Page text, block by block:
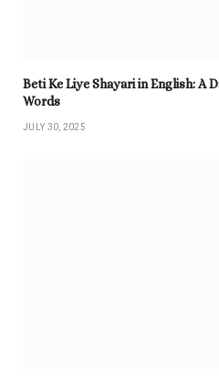
Beti Ke Liye Shayari in English: A
Words
JULY 30, 2025